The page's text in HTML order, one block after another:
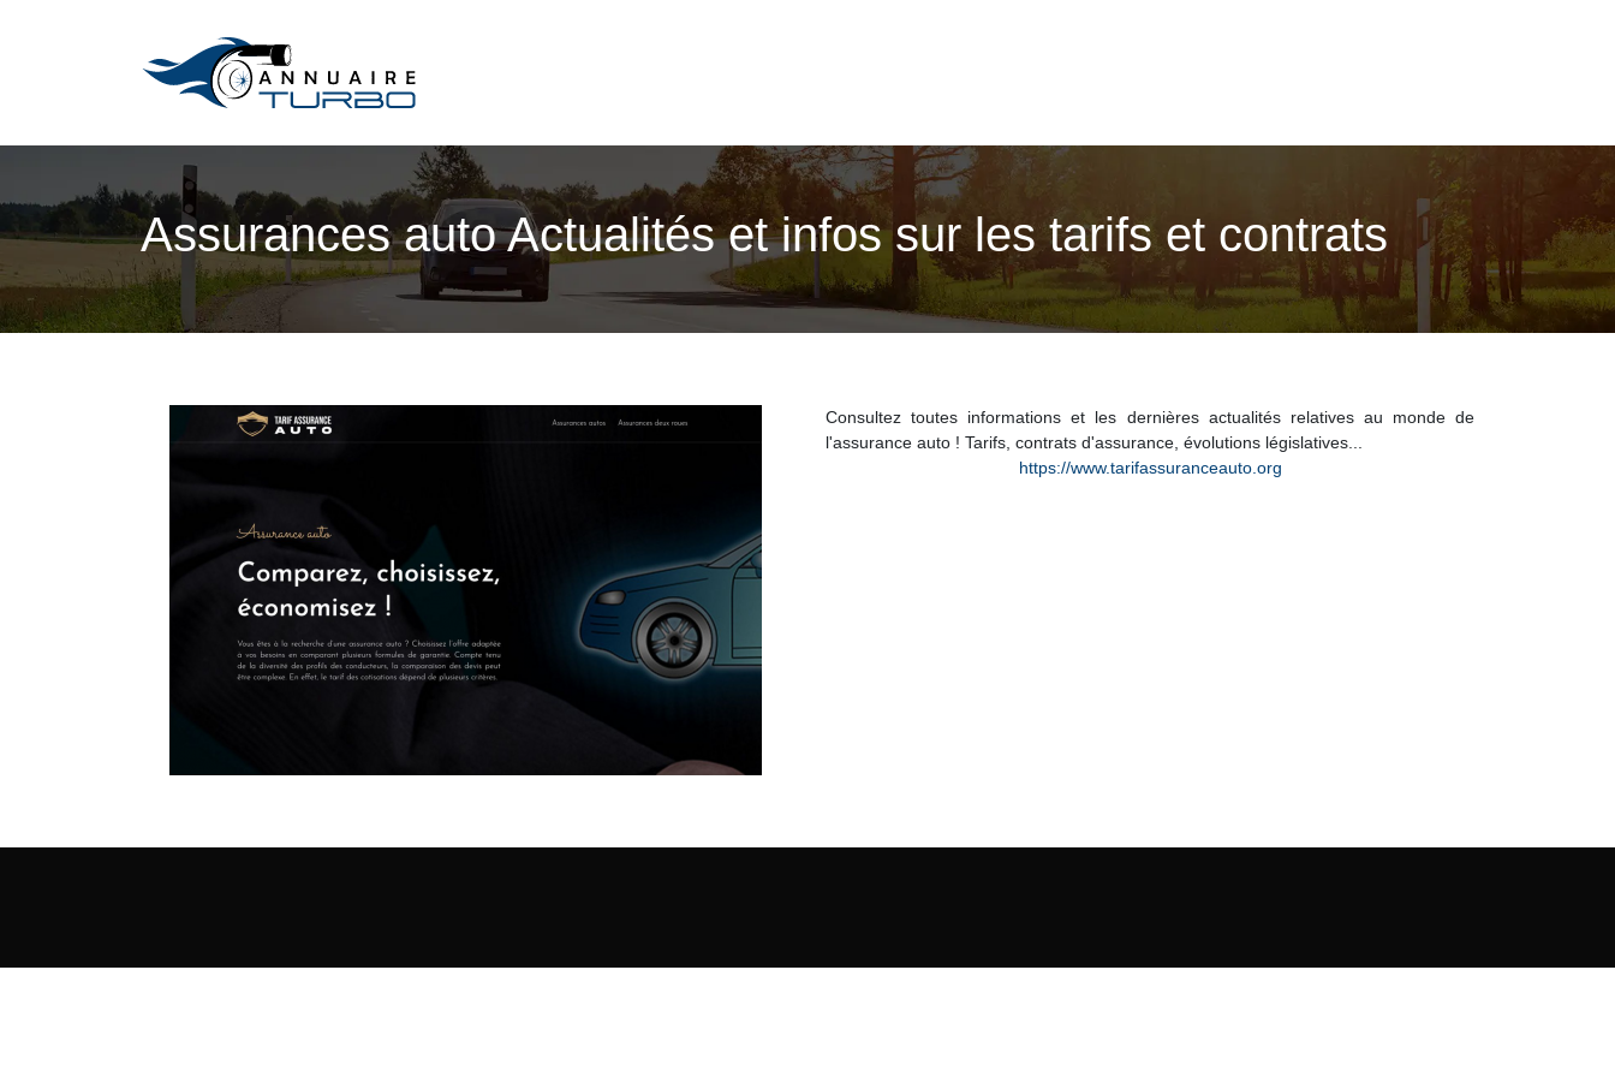
Assurances auto Actualités et infos sur les tarifs et contrats
Consultez toutes informations et les dernières actualités relatives au monde de
l'assurance auto ! Tarifs, contrats d'assurance, évolutions législatives...
https://www.tarifassuranceauto.org